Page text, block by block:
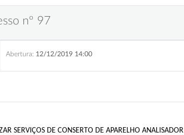
nº 97
Abertura: 12/12/2019 14:00
SERVIÇOS DE CONSERTO DE APARELHO ANALISADOR